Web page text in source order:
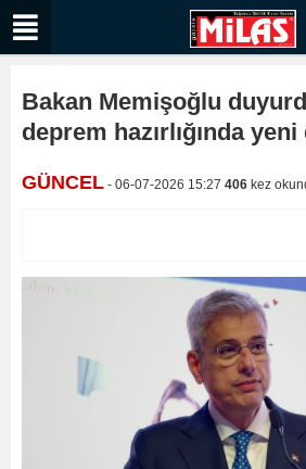
Bakan Memişoğlu
deprem hazırlığında
GÜNCEL - 06-07-2026 15:27 406 kez